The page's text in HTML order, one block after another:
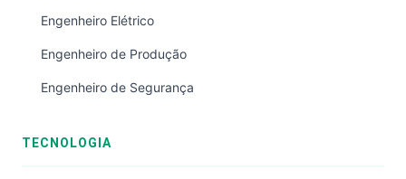
Engenheiro Elétrico
Engenheiro de Produção
Engenheiro de Segurança
TECNOLOGIA